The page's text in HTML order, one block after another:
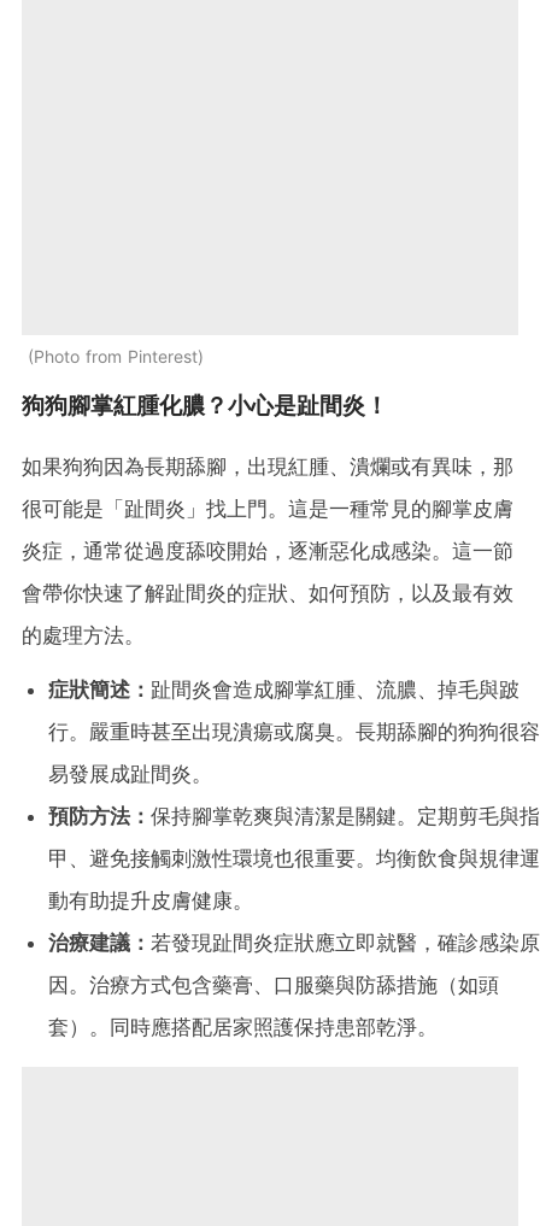
Photo from Pinterest
狗狗腳掌紅腫化膿？小心是趾間炎！
如果狗狗因為長期舔腳，出現紅腫、潰爛或有異味，那
很可能是「趾間炎」找上門。這是一種常見的腳掌皮膚
炎症，通常從過度舔咬開始，逐漸惡化成感染。這一節
會帶你快速了解趾間炎的症狀、如何預防，以及最有效
的處理方法。
症狀簡述： 趾間炎會造成腳掌紅腫、流膿、掉毛與跛
行。嚴重時甚至出現潰瘍或腐臭。長期舔腳的狗狗很容
易發展成趾間炎。
預防方法： 保持腳掌乾爽與清潔是關鍵。定期剪毛與指
甲、避免接觸刺激性環境也很重要。均衡飲食與規律運
動有助提升皮膚健康。
治療建議： 若發現趾間炎症狀應立即就醫，確診感染原
因。治療方式包含藥膏、口服藥與防舔措施（如頭
套）。同時應搭配居家照護保持患部乾淨。